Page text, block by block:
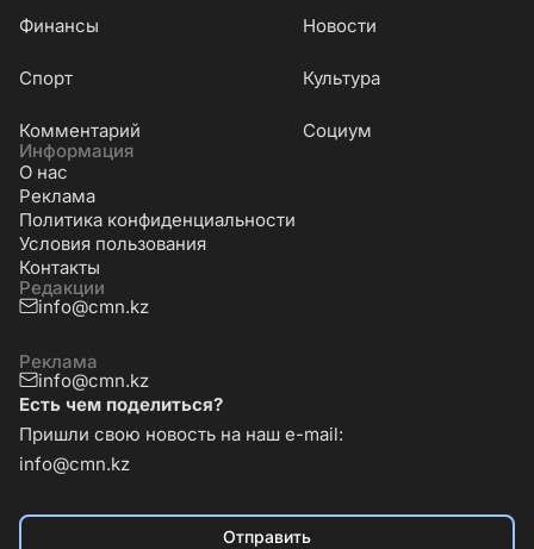
Финансы Новости
Cпорт Культура
Комментарий
Социум
Информация
О нас
Реклама
Политика конфиденциальности
Условия пользования
Контакты
Редакции
info@cmn.kz
Реклама
info@cmn.kz
Есть чем поделиться?
Пришли свою новость на наш e-mail:
info@cmn.kz
Отправить